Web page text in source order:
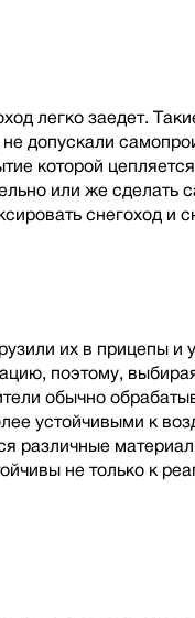
легко заедет.
допускали
которой
или же сделать
снегоход и
их в прицепы и
поэтому,
обычно
устойчивыми к
различные
не только к